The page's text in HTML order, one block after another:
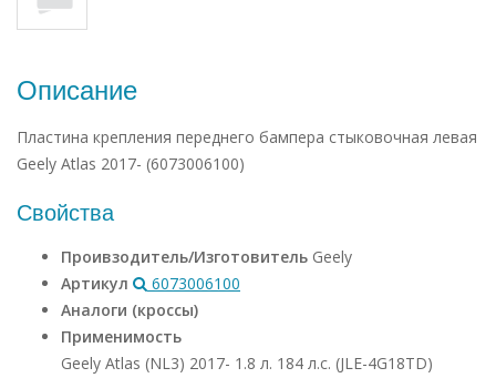
Описание
Пластина крепления переднего бампера стыковочная левая
Geely Atlas 2017- (6073006100)
Свойства
Проивзодитель/Изготовитель Geely
Артикул
6073006100
Аналоги (кроссы)
Применимость
Geely Atlas (NL3) 2017- 1.8 л. 184 л.с. (JLE-4G18TD)